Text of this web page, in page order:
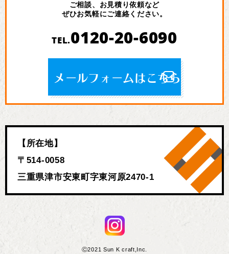
ご相談、お見積り依頼など
ぜひお気軽にご連絡ください。
TEL.0120-20-6090
メールフォームはこちら
【所在地】
〒514-0058
三重県津市安東町字東河原2470-1
Ⓒ2021 Sun K craft,Inc.